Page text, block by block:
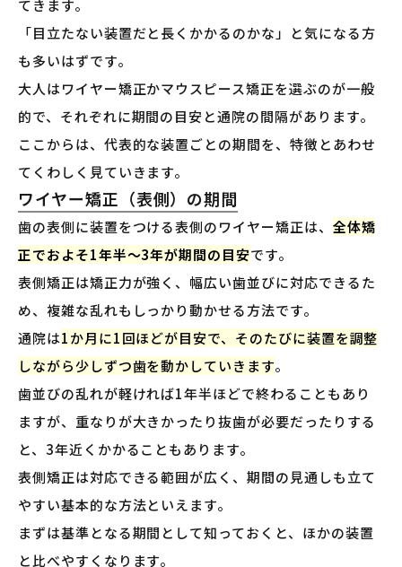
てきます。
「目立たない装置だと長くかかるのかな」と気になる方
も多いはずです。
大人はワイヤー矯正かマウスピース矯正を選ぶのが一般
的で、それぞれに期間の目安と通院の間隔があります。
ここからは、代表的な装置ごとの期間を、特徴とあわせ
てくわしく見ていきます。
ワイヤー矯正（表側）の期間
歯の表側に装置をつける表側のワイヤー矯正は、 全体矯
正でおよそ1年半〜3年が期間の目安です。
表側矯正は矯正力が強く、幅広い歯並びに対応できるた
め、複雑な乱れもしっかり動かせる方法です。
通院は1か月に1回ほどが目安で、そのたびに装置を調整
しながら少しずつ歯を動かしていきます。
歯並びの乱れが軽ければ1年半ほどで終わることもあり
ますが、重なりが大きかったり抜歯が必要だったりする
と、3年近くかかることもあります。
表側矯正は対応できる範囲が広く、期間の見通しも立て
やすい基本的な方法といえます。
まずは基準となる期間として知っておくと、ほかの装置
と比べやすくなります。